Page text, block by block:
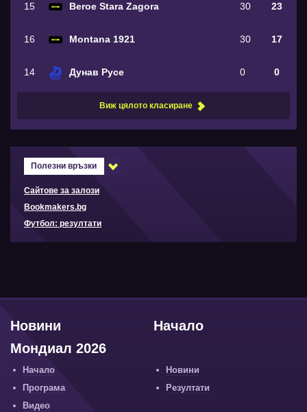
15 Beroe Stara Zagora 30 23
16 Montana 1921 30 17
14 Дунав Русе 0 0
Виж цялото класиране
Полезни връзки
Сайтове за залози
Bookmakers.bg
Футбол: резултати
Начало
Новини
Мондиал 2026
Начало
Новини
Програма
Резултати
Видео